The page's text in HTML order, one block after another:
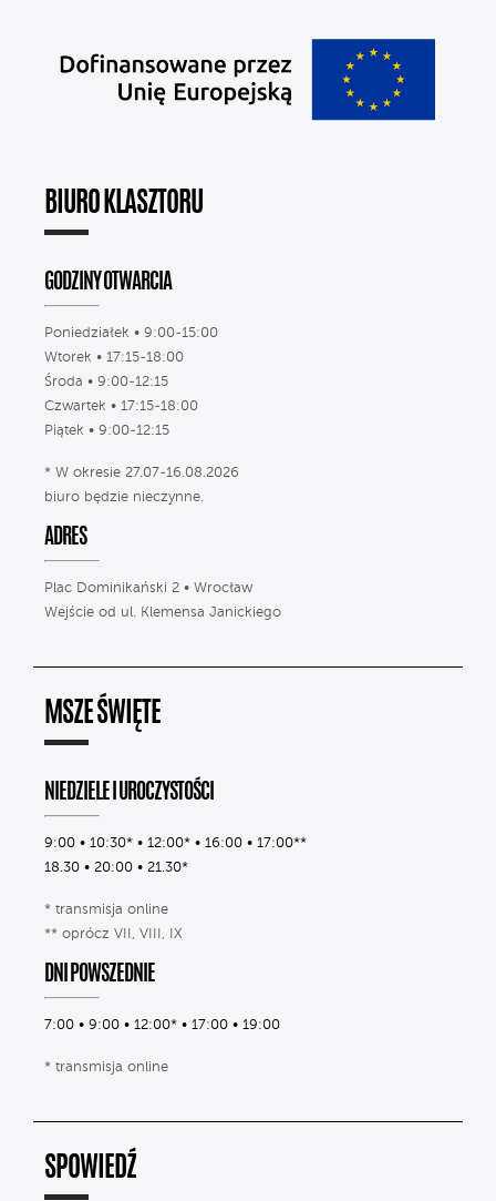
BIURO KLASZTORU
GODZINY OTWARCIA
Poniedziałek • 9:00-15:00
Wtorek • 17:15-18:00
Środa • 9:00-12:15
Czwartek • 17:15-18:00
Piątek • 9:00-12:15
* W okresie 27.07-16.08.2026
biuro będzie nieczynne.
ADRES
Plac Dominikański 2 • Wrocław
Wejście od ul. Klemensa Janickiego
MSZE ŚWIĘTE
NIEDZIELE I UROCZYSTOŚCI
9:00 • 10:30* • 12:00* • 16:00 • 17:00**
18.30 • 20:00 • 21.30*
* transmisja online
** oprócz VII, VIII, IX
DNI POWSZEDNIE
7:00 • 9:00 • 12:00* • 17:00 • 19:00
* transmisja online
SPOWIEDŹ